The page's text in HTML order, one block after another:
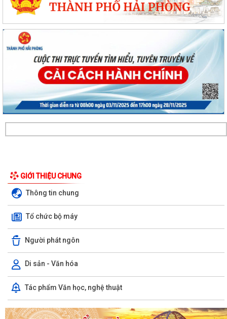
GIỚI THIỆU CHUNG
Thông tin chung
Tổ chức bộ máy
Người phát ngôn
Di sản - Văn hóa
Tác phẩm Văn học, nghệ thuật